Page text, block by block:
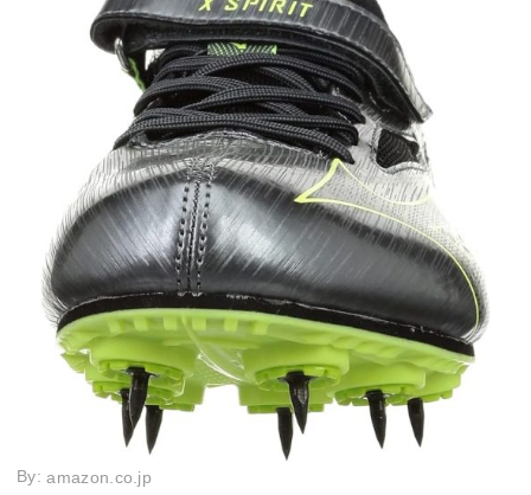
By:amazon.co.jp